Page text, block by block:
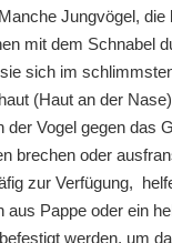
Jungvögel, die
mit dem Schnabel
sich im
(Haut an der
der Vogel gegen das
brechen oder
zur Verfügung,
aus Pappe oder ein
werden, um